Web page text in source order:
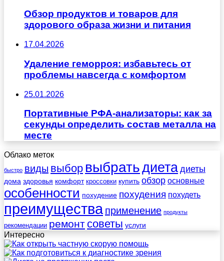
Обзор продуктов и товаров для
здорового образа жизни и питания
17.04.2026
Удаление геморроя: избавьтесь от
проблемы навсегда с комфортом
25.01.2026
Портативные РФА-анализаторы: как за
секунды определить состав металла на
месте
Облако меток
быстро виды выбор выбратьдиета диеты
дома здоровья комфорт кроссовки купить обзор основные
особенности похудение похудения похудеть
преимущества применение продукты
рекомендации ремонт советы услуги
Интересно